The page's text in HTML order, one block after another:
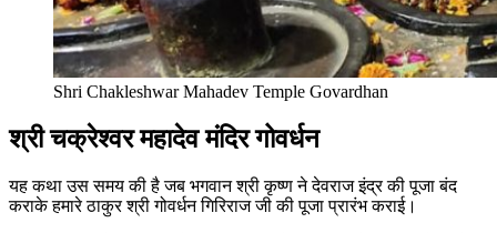
Shri Chakleshwar Mahadev Temple Govardhan
श्री चक्रेश्वर महादेव मंदिर गोवर्धन
यह कथा उस समय की है जब भगवान श्री कृष्ण ने देवराज इंद्र की पूजा बंद
कराके हमारे ठाकुर श्री गोवर्धन गिरिराज जी की पूजा प्रारंभ कराई।